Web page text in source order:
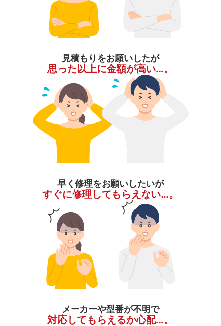
見積もりをお願いしたが
思った以上に金額が高い…。
早く修理をお願いしたいが
すぐに修理してもらえない…。
メーカーや型番が不明で
対応してもらえるか心配…。